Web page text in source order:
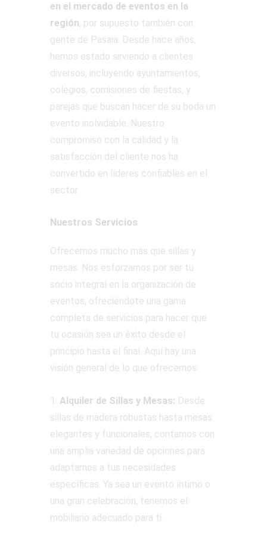
en el mercado de eventos en la
región, por supuesto también con
gente de Pasaia. Desde hace años,
hemos estado sirviendo a clientes
diversos, incluyendo ayuntamientos,
colegios, comisiones de fiestas, y
parejas que buscan hacer de su boda un
evento inolvidable. Nuestro
compromiso con la calidad y la
satisfacción del cliente nos ha
convertido en líderes confiables en el
sector.
Nuestros Servicios
Ofrecemos mucho más que sillas y
mesas. Nos esforzamos por ser tu
socio integral en la organización de
eventos, ofreciéndote una gama
completa de servicios para hacer que
tu ocasión sea un éxito desde el
principio hasta el final. Aquí hay una
visión general de lo que ofrecemos:
1. Alquiler de Sillas y Mesas: Desde
sillas de madera robustas hasta mesas
elegantes y funcionales, contamos con
una amplia variedad de opciones para
adaptarnos a tus necesidades
específicas. Ya sea un evento íntimo o
una gran celebración, tenemos el
mobiliario adecuado para ti.